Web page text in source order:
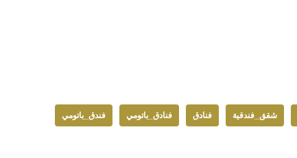
شقق_فندقية فنادق فنادق_باتومي فندق_باتومي